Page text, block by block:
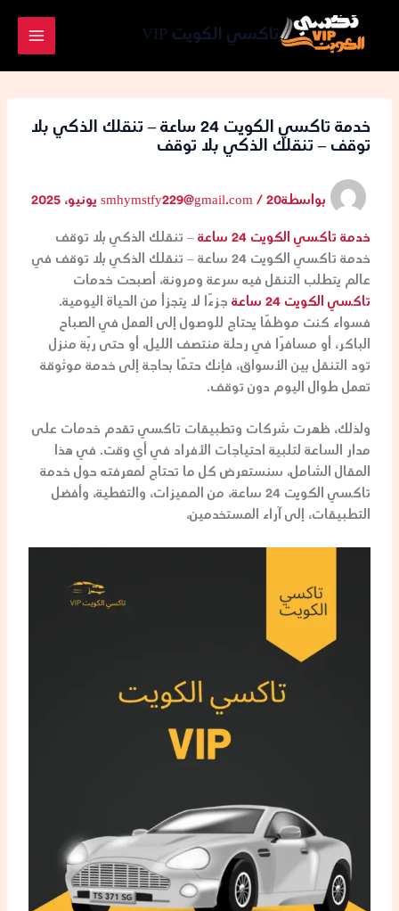
المحتوى
تاكسي الكويت VIP
خدمة تاكسي الكويت 24 ساعة – تنقلك الذكي بلا
توقف – تنقلك الذكي بلا توقف
بواسطة smhymstfy229@gmail.com/20 يونيو، 2025
خدمة تاكسي الكويت 24 ساعة
– تنقلك الذكي بلا توقف
خدمة تاكسي الكويت 24 ساعة – تنقلك الذكي بلا توقف في
عالم يتطلب التنقل فيه سرعة ومرونة، أصبحت خدمات
تاكسي الكويت 24 ساعة
جزءًا لا يتجزأ من الحياة اليومية.
فسواء كنت موظفًا يحتاج للوصول إلى العمل في الصباح
الباكر، أو مسافرًا في رحلة منتصف الليل، أو حتى ربّة منزل
تود التنقل بين الأسواق، فإنك حتمًا بحاجة إلى خدمة موثوقة
تعمل طوال اليوم دون توقف.
ولذلك، ظهرت شركات وتطبيقات تاكسي تقدم خدمات على
مدار الساعةلتلبية احتياجات الأفراد في أي وقت. في هذا
المقال الشامل، سنستعرض كل ما تحتاج لمعرفته حول خدمة
تاكسي الكويت 24 ساعة، من المميزات، والتغطية، وأفضل
التطبيقات، إلى آراء المستخدمين،